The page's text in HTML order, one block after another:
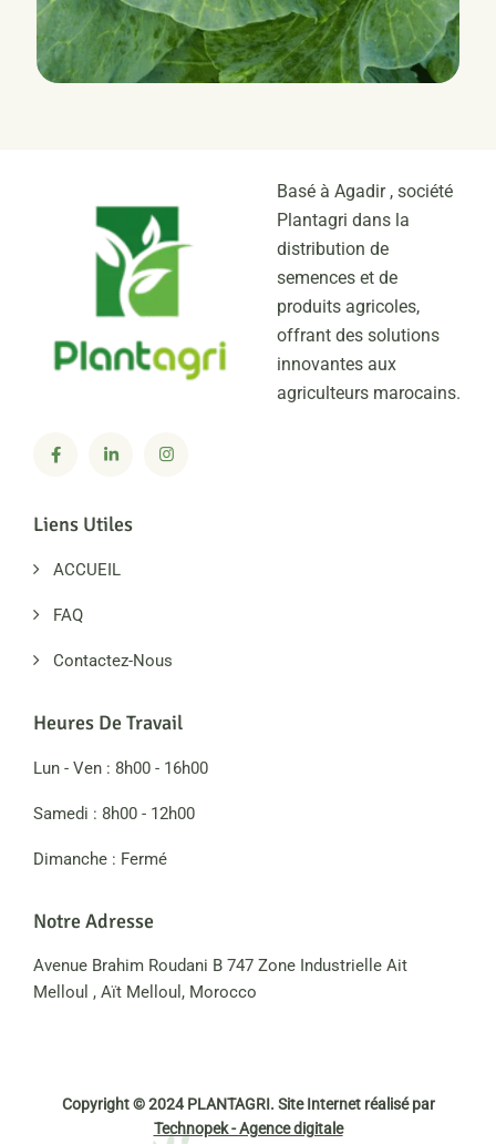
Basé à Agadir , société
Plantagri dans la
distribution de
semences et de
produits agricoles,
offrant des solutions
innovantes aux
agriculteurs marocains.
Liens Utiles
ACCUEIL
FAQ
Contactez-Nous
Heures De Travail
Lun - Ven : 8h00 - 16h00
Samedi : 8h00 - 12h00
Dimanche : Fermé
Notre Adresse
Avenue Brahim Roudani B 747 Zone Industrielle Ait
Melloul , Aït Melloul, Morocco
Copyright © 2024 PLANTAGRI. Site Internet réalisé par
Technopek - Agence digitale